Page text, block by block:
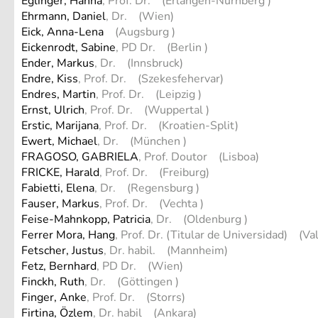
Ehrmann, Daniel, Dr. (Wien)
Eick, Anna-Lena (Augsburg )
Eickenrodt, Sabine, PD Dr. (Berlin )
Ender, Markus, Dr. (Innsbruck)
Endre, Kiss, Prof. Dr. (Szekesfehervar)
Endres, Martin, Prof. Dr. (Leipzig )
Ernst, Ulrich, Prof. Dr. (Wuppertal )
Erstic, Marijana, Prof. Dr. (Kroatien-Split)
Ewert, Michael, Dr. (München )
FRAGOSO, GABRIELA, Prof. Doutor (Lisboa)
FRICKE, Harald, Prof. Dr. (Freiburg)
Fabietti, Elena, Dr. (Regensburg )
Fauser, Markus, Prof. Dr. (Vechta )
Feise-Mahnkopp, Patricia, Dr. (Oldenburg )
Ferrer Mora, Hang, Prof. Dr. (Titular de Universidad)
Fetscher, Justus, Dr. habil. (Mannheim)
Fetz, Bernhard, PD Dr. (Wien)
Finckh, Ruth, Dr. (Göttingen )
Finger, Anke, Prof. Dr. (Storrs)
Firtina, Özlem, Dr. habil (Ankara)